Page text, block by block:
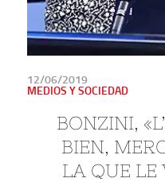
PUBLICADO
EN
12/06/2019
MEDIOS Y SOCIEDAD
BONZINI,
BIEN,
LA QUE LE